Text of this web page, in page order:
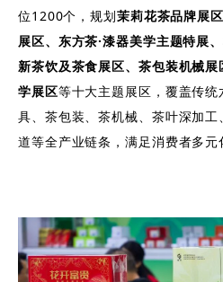
位1200个，规划茉莉花茶品牌展
展区、东方茶·漆器美学主题特展
新茶饮及茶食展区、茶包装机械
学展区等十大主题展区，覆盖传
具、茶包装、茶机械、茶叶深加
道等全产业链条，满足消费者多元